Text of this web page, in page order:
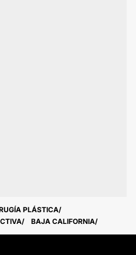
PLÁSTICA
BAJA CALIFORNIA